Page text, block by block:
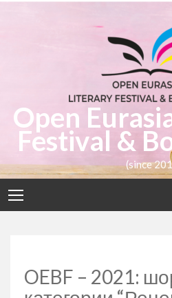
Open
Festival &
(since
OEBF – 2021: